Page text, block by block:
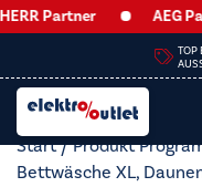
Partner AEG
TOP
Start/ Produkt
Bettwäsche XL,